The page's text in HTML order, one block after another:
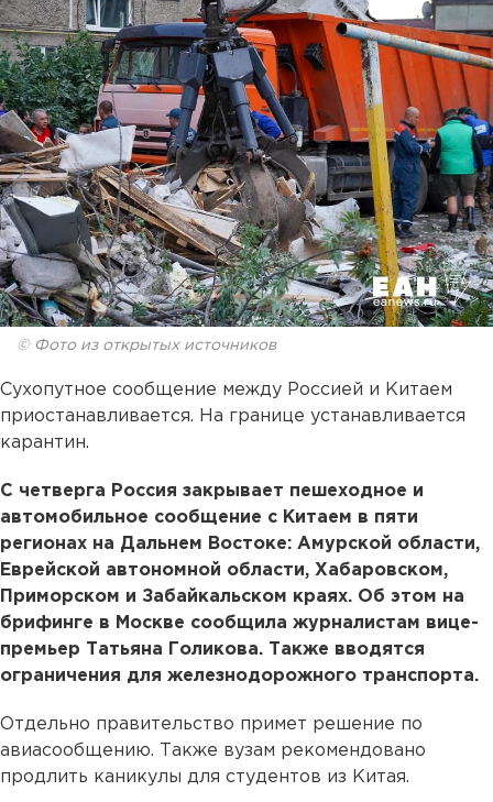
© Фото из открытых источников
Сухопутное сообщение между Россией и Китаем
приостанавливается. На границе устанавливается
карантин.
С четверга Россия закрывает пешеходное и
автомобильное сообщение с Китаем в пяти
регионах на Дальнем Востоке: Амурской области,
Еврейской автономной области, Хабаровском,
Приморском и Забайкальском краях. Об этом на
брифинге в Москве сообщила журналистам вице-
премьер Татьяна Голикова. Также вводятся
ограничения для железнодорожного транспорта.
Отдельно правительство примет решение по
авиасообщению. Также вузам рекомендовано
продлить каникулы для студентов из Китая.